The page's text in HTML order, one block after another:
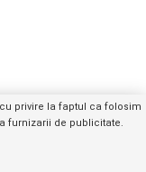
mesaj privat
privire la faptul ca folosim
furnizarii de publicitate.